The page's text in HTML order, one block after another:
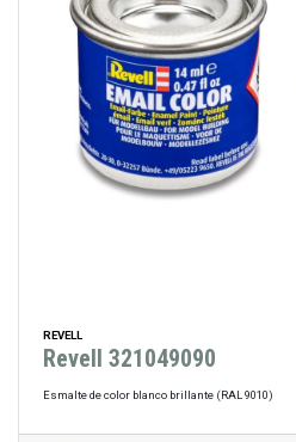
REVELL
Revell 321049090
Esmalte de color blanco brillante (RAL 9010)